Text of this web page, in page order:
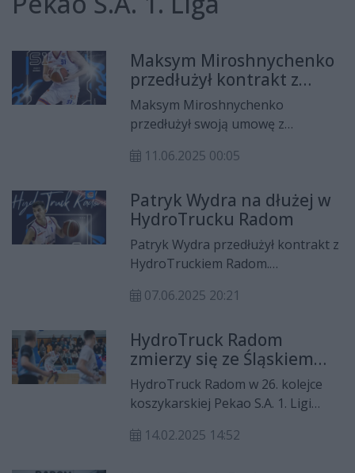
Maksym Miroshnychenko
przedłużył kontrakt z
HydroTruckiem Radom
Maksym Miroshnychenko
przedłużył swoją umowę z
będzie graczem radomskiej drużyny
11.06.2025 00:05
Patryk Wydra na dłużej w
HydroTrucku Radom
Patryk Wydra przedłużył kontrakt z
HydroTruckiem Radom.
barwach radomskiej drużyny w
07.06.2025 20:21
HydroTruck Radom
zmierzy się ze Śląskiem
Wrocław II
HydroTruck Radom w 26. kolejce
koszykarskiej Pekao S.A. 1. Ligi
Wrocław II. Podopieczni Roberta
14.02.2025 14:52